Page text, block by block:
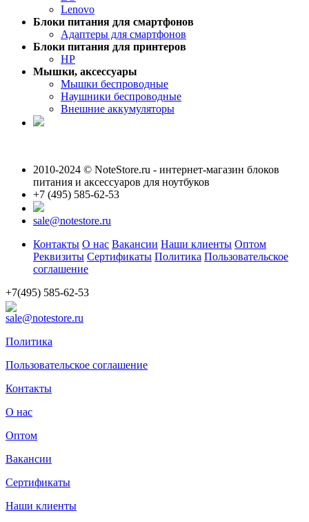
Lenovo
Блоки питания для смартфонов
Адаптеры для смартфонов
Блоки питания для принтеров
HP
Мышки, аксессуары
Мышки беспроводные
Наушники беспроводные
Внешние аккумуляторы
2010-2024 © NoteStore.ru - интернет-магазин блоков
питания и аксессуаров для ноутбуков
+7 (495) 585-62-53
sale@notestore.ru
Контакты О нас Вакансии Наши клиенты Оптом
Реквизиты Сертификаты Политика Пользовательское
соглашение
+7(495) 585-62-53
sale@notestore.ru
Политика
Пользовательское соглашение
Контакты
О нас
Оптом
Вакансии
Сертификаты
Наши клиенты